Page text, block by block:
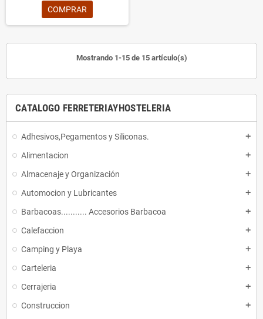
CATALOGO FERRETERIAYHOSTELERIA
Adhesivos,Pegamentos y Siliconas. add
Alimentacion add
Almacenaje y Organización add
Automocion y Lubricantes add
Barbacoas........... Accesorios Barbacoa add
Calefaccion add
Camping y Playa add
Carteleria add
Cerrajeria add
Construccion add
COMPRAR
Mostrando 1-15 de 15 artículo(s)